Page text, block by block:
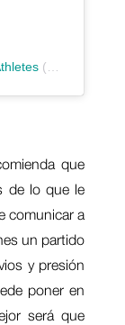
(@mindgymforathletes) on
que
de lo que le
comunicar a
un partido
y presión
poner en
será que